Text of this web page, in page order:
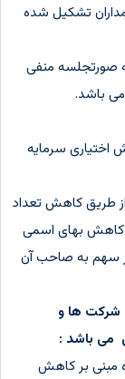
تشکیل شده
صورتجلسه منفی
باشد.
اختیاری سرمایه
طریق کاهش تعداد
کاهش بهای اسمی
سهم به صاحب آن
شرکت ها و
می باشد :
مبنی بر کاهش